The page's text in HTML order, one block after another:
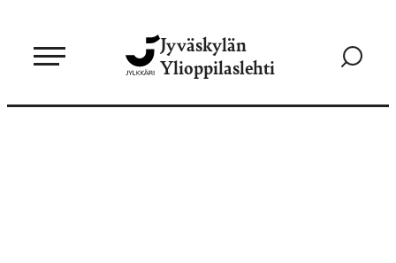
sisältöön
Jyväskylän
Ylioppilaslehti
Siirry